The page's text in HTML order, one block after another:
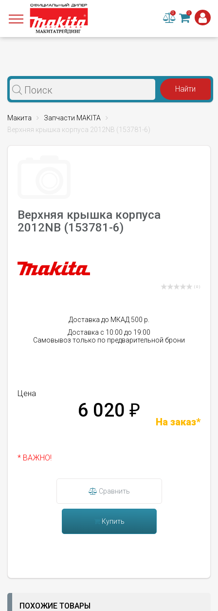
0 0
Макита
Запчасти MAKITA
Верхняя крышка корпуса 2012NB (153781-6)
Верхняя крышка корпуса
2012NB (153781-6)
( 0 )
Доставка до МКАД 500 р.
Доставка с 10:00 до 19:00
Самовывоз только по предварительной брони
Цена
6 020 ₽
На заказ*
* ВАЖНО!
Сравнить
Купить
ПОХОЖИЕ ТОВАРЫ